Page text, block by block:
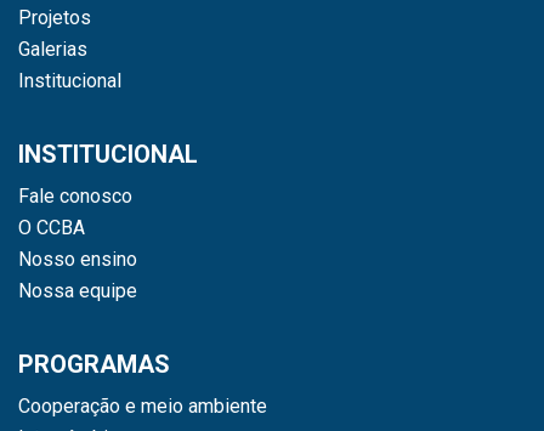
Projetos
Galerias
Institucional
INSTITUCIONAL
Fale conosco
O CCBA
Nosso ensino
Nossa equipe
PROGRAMAS
Cooperação e meio ambiente